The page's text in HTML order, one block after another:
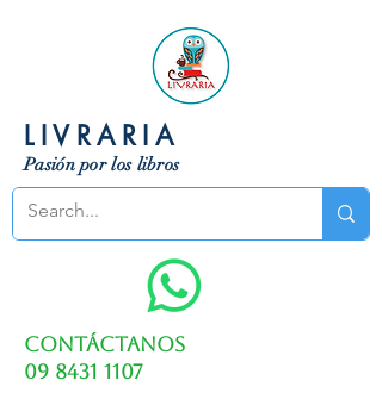
LIVRARIA
Pasión por los libros
Contáctanos
09 8431 1107